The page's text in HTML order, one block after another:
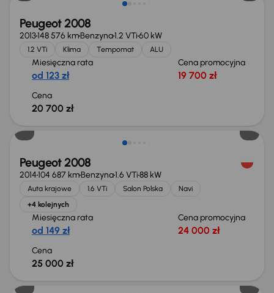
Peugeot 2008
2013148 576 kmBenzyna1.2 VTi60 kW
1.2 VTi Klima Tempomat ALU
Miesięczna rata
od 123 zł
Cena promocyjna
19 700 zł
Cena
20 700 zł
Peugeot 2008
2014104 687 kmBenzyna1.6 VTi88 kW
Auta krajowe 1.6 VTi Salon Polska
Navi
+4 kolejnych
Miesięczna rata
od 149 zł
Cena promocyjna
24 000 zł
Cena
25 000 zł
Świeżo skupione